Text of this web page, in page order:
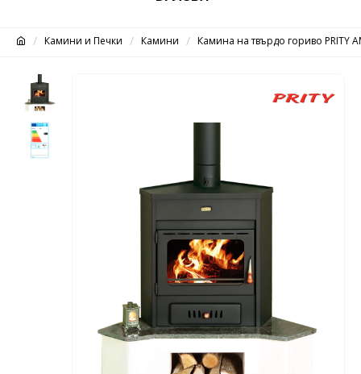
Камини и Печки Камини Камина на твърдо гориво PRITY